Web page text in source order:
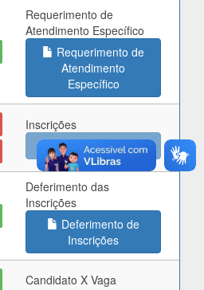
Requerimento de
Atendimento Específico
Requerimento de
Atendimento
Específico
Inscrições
Faça sua inscrição
Deferimento das
Inscrições
Deferimento de
Inscrições
Candidato X Vaga